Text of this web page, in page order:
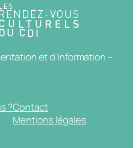
et d'Information –
?Contact
Mentions légales